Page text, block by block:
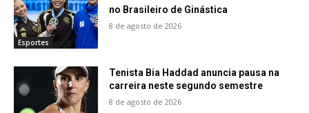
Esportes
no Brasileiro de Ginástica
8 de agosto de 2026
Tenista Bia Haddad anuncia pausa na
carreira neste segundo semestre
8 de agosto de 2026